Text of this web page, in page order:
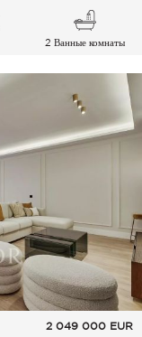
2 Ванные комнаты
2 049 000 EUR